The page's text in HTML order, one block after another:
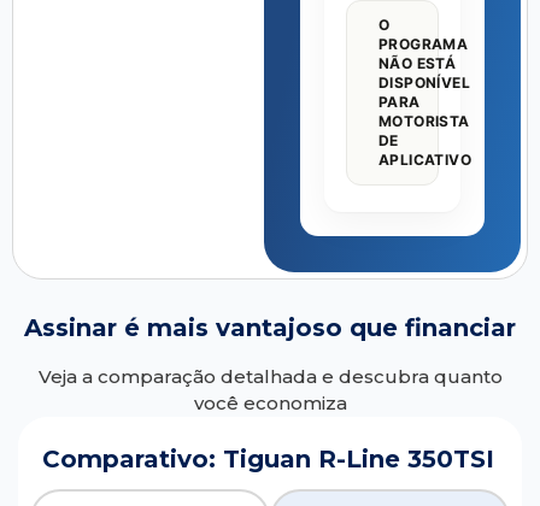
O
PROGRAMA
NÃO ESTÁ
DISPONÍVEL
PARA
MOTORISTA
DE
APLICATIVO
Assinar é mais vantajoso que financiar
Veja a comparação detalhada e descubra quanto
você economiza
Comparativo: Tiguan R-Line 350TSI